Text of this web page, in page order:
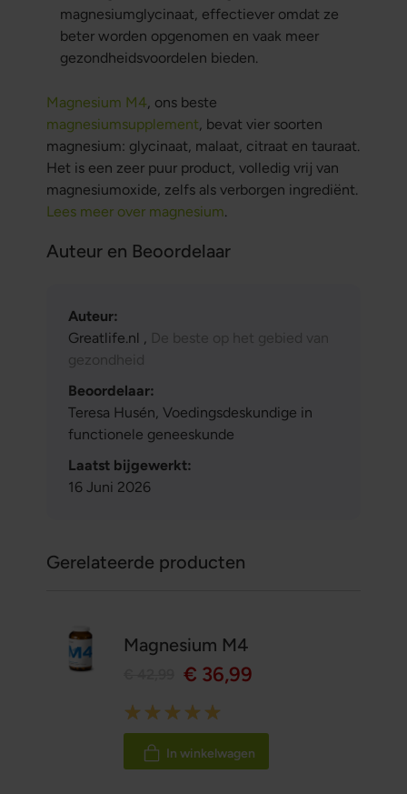
magnesiumglycinaat, effectiever omdat ze
beter worden opgenomen en vaak meer
gezondheidsvoordelen bieden.
Magnesium M4, ons beste
magnesiumsupplement, bevat vier soorten
magnesium: glycinaat, malaat, citraat en tauraat.
Het is een zeer puur product, volledig vrij van
magnesiumoxide, zelfs als verborgen ingrediënt.
Lees meer over magnesium.
Auteur en Beoordelaar
Auteur:
Greatlife.nl , De beste op het gebied van
gezondheid
Beoordelaar:
Teresa Husén, Voedingsdeskundige in
functionele geneeskunde
Laatst bijgewerkt:
16 Juni 2026
Gerelateerde producten
Magnesium M4
€ 36,99
Rating:
100%
In winkelwagen